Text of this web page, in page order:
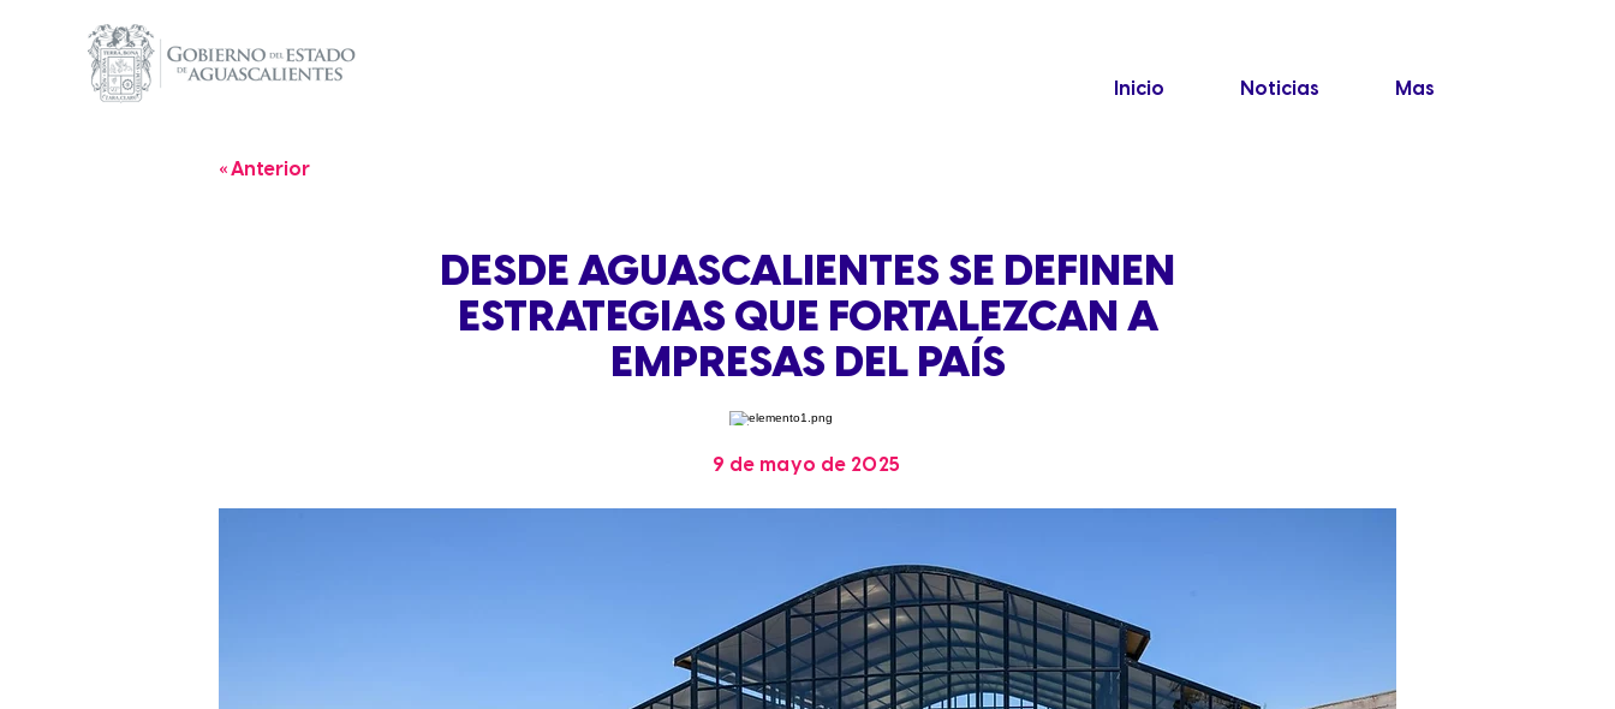
Inicio Noticias Mas
« Anterior
DESDE AGUASCALIENTES SE DEFINEN
ESTRATEGIAS QUE FORTALEZCAN A
EMPRESAS DEL PAÍS
9 de mayo de 2025